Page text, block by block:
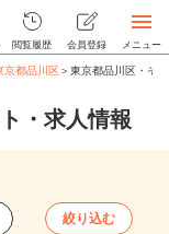
閲覧履歴 会員登録 メニュー
京都品川区＞東京都品川区・そ
・求人情報
絞り込む